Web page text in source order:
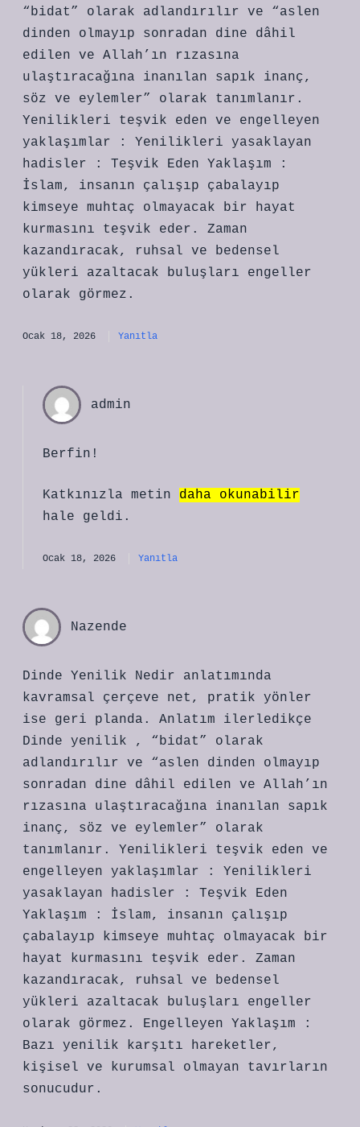
“bidat” olarak adlandırılır ve “aslen
dinden olmayıp sonradan dine dâhil
edilen ve Allah’ın rızasına
ulaştıracağına inanılan sapık inanç,
söz ve eylemler” olarak tanımlanır.
Yenilikleri teşvik eden ve engelleyen
yaklaşımlar : Yenilikleri yasaklayan
hadisler : Teşvik Eden Yaklaşım :
İslam, insanın çalışıp çabalayıp
kimseye muhtaç olmayacak bir hayat
kurmasını teşvik eder. Zaman
kazandıracak, ruhsal ve bedensel
yükleri azaltacak buluşları engeller
olarak görmez.
Ocak 18, 2026 Yanıtla
admin
Berfin!
Katkınızla metin daha okunabilir
hale geldi.
Ocak 18, 2026 Yanıtla
Nazende
Dinde Yenilik Nedir anlatımında
kavramsal çerçeve net, pratik yönler
ise geri planda. Anlatım ilerledikçe
Dinde yenilik , “bidat” olarak
adlandırılır ve “aslen dinden olmayıp
sonradan dine dâhil edilen ve Allah’ın
rızasına ulaştıracağına inanılan sapık
inanç, söz ve eylemler” olarak
tanımlanır. Yenilikleri teşvik eden ve
engelleyen yaklaşımlar : Yenilikleri
yasaklayan hadisler : Teşvik Eden
Yaklaşım : İslam, insanın çalışıp
çabalayıp kimseye muhtaç olmayacak bir
hayat kurmasını teşvik eder. Zaman
kazandıracak, ruhsal ve bedensel
yükleri azaltacak buluşları engeller
olarak görmez. Engelleyen Yaklaşım :
Bazı yenilik karşıtı hareketler,
kişisel ve kurumsal olmayan tavırların
sonucudur.